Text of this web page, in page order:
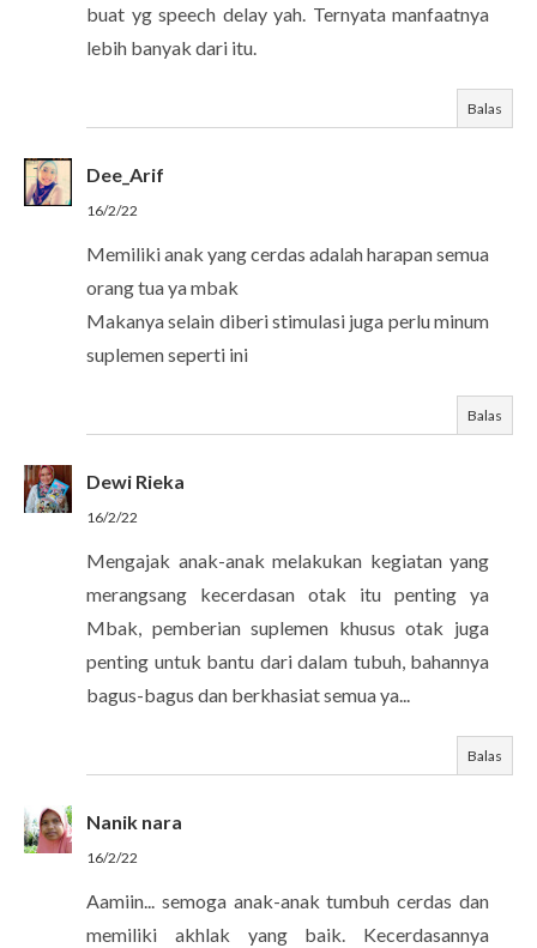
buat yg speech delay yah. Ternyata manfaatnya
lebih banyak dari itu.
Balas
Dee_Arif
16/2/22
Memiliki anak yang cerdas adalah harapan semua
orang tua ya mbak
Makanya selain diberi stimulasi juga perlu minum
suplemen seperti ini
Balas
Dewi Rieka
16/2/22
Mengajak anak-anak melakukan kegiatan yang
merangsang kecerdasan otak itu penting ya
Mbak, pemberian suplemen khusus otak juga
penting untuk bantu dari dalam tubuh, bahannya
bagus-bagus dan berkhasiat semua ya...
Balas
Nanik nara
16/2/22
Aamiin... semoga anak-anak tumbuh cerdas dan
memiliki akhlak yang baik. Kecerdasannya